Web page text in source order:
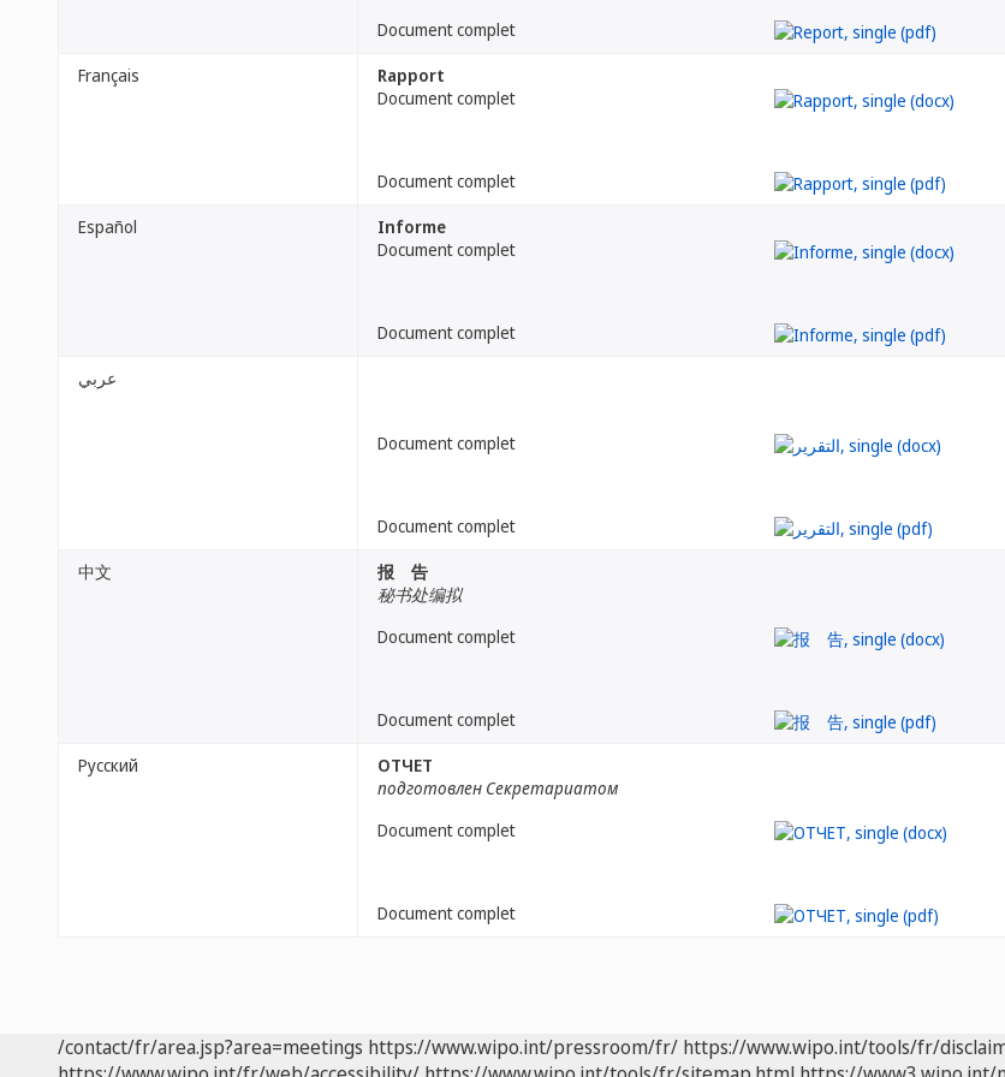
Document complet
Français
Rapport
Document complet
Document complet
Español
Informe
Document complet
Document complet
عربي
Document complet
Document complet
中文
报 告
秘书处编拟
Document complet
Document complet
Русский
ОТЧЕТ
подготовлен Секретариатом
Document complet
Document complet
/contact/fr/area.jsp?area=meetings https://www.wipo.int/pressroom/fr/ https://www.wipo.int/tools/fr/